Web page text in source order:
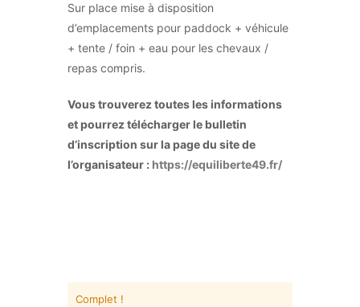
Sur place mise à disposition
d’emplacements pour paddock + véhicule
+ tente / foin + eau pour les chevaux /
repas compris.
Vous trouverez toutes les informations
et pourrez télécharger le bulletin
d’inscription sur la page du site de
l’organisateur : https://equiliberte49.fr/
Complet !